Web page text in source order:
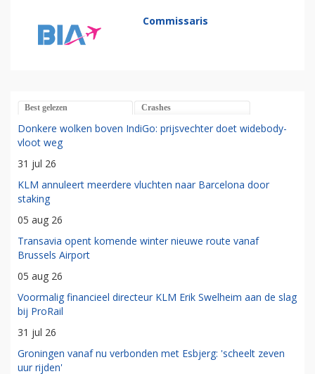
Commissaris
Best gelezen Crashes
Donkere wolken boven IndiGo: prijsvechter doet widebody-
vloot weg
31 jul 26
KLM annuleert meerdere vluchten naar Barcelona door
staking
05 aug 26
Transavia opent komende winter nieuwe route vanaf
Brussels Airport
05 aug 26
Voormalig financieel directeur KLM Erik Swelheim aan de slag
bij ProRail
31 jul 26
Groningen vanaf nu verbonden met Esbjerg: 'scheelt zeven
uur rijden'